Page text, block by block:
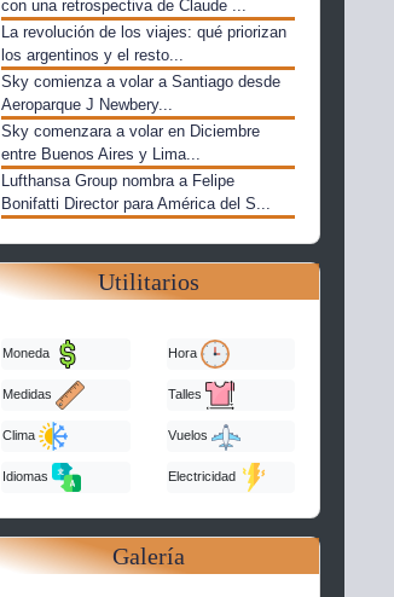
con una retrospectiva de Claude ...
La revolución de los viajes: qué priorizan
los argentinos y el resto...
Sky comienza a volar a Santiago desde
Aeroparque J Newbery...
Sky comenzara a volar en Diciembre
entre Buenos Aires y Lima...
Lufthansa Group nombra a Felipe
Bonifatti Director para América del S...
Utilitarios
Moneda
Medidas
Clima
Idiomas
Hora
Talles
Vuelos
Electricidad
Galería